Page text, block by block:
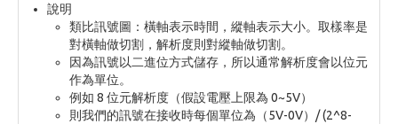
說明
類比訊號圖：橫軸表示時間，縱軸表示大小。取樣率是
對橫軸做切割，解析度則對縱軸做切割。
因為訊號以二進位方式儲存，所以通常解析度會以位元
作為單位。
例如 8 位元解析度（假設電壓上限為 0~5V）
則我們的訊號在接收時每個單位為（5V-0V）/ (2^8-